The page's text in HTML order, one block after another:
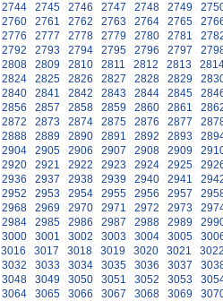
2744 2745 2746 2747 2748 2749
2760 2761 2762 2763 2764 2765
2776 2777 2778 2779 2780 2781
2792 2793 2794 2795 2796 2797
2808 2809 2810 2811 2812 2813
2824 2825 2826 2827 2828 2829
2840 2841 2842 2843 2844 2845
2856 2857 2858 2859 2860 2861
2872 2873 2874 2875 2876 2877
2888 2889 2890 2891 2892 2893
2904 2905 2906 2907 2908 2909
2920 2921 2922 2923 2924 2925
2936 2937 2938 2939 2940 2941
2952 2953 2954 2955 2956 2957
2968 2969 2970 2971 2972 2973
2984 2985 2986 2987 2988 2989
3000 3001 3002 3003 3004 3005
3016 3017 3018 3019 3020 3021
3032 3033 3034 3035 3036 3037
3048 3049 3050 3051 3052 3053
3064 3065 3066 3067 3068 3069